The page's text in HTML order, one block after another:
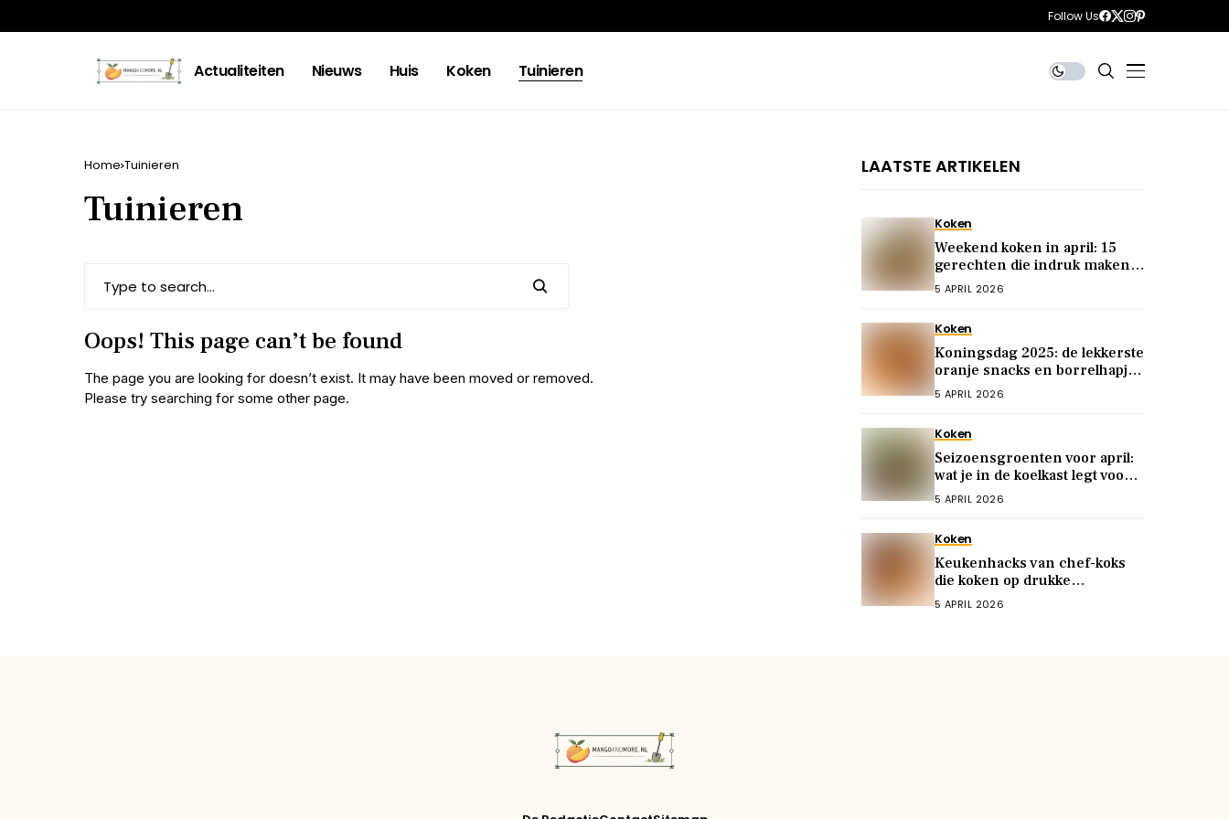
Follow Us
Actualiteiten Nieuws Huis Koken Tuinieren
Home Tuinieren
Tuinieren
Oops! This page can’t be found
The page you are looking for doesn’t exist. It may have been moved or removed.
Please try searching for some other page.
LAATSTE ARTIKELEN
Koken
Weekend koken in april: 15
gerechten die indruk maken
op je gasten
5 APRIL 2026
Koken
Koningsdag 2025: de lekkerste
oranje snacks en borrelhapjes
voor het feest
5 APRIL 2026
Koken
Seizoensgroenten voor april:
wat je in de koelkast legt voor
snelle, voedzame maaltijden
5 APRIL 2026
Koken
Keukenhacks van chef-koks
die koken op drukke
doordeweekse dagen
5 APRIL 2026